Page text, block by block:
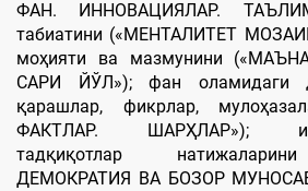
ФАН. ИННОВАЦИЯЛАР.
табиатини («МЕНТАЛИТЕТ
моҳияти ва мазмунини
САРИ ЙЎЛ»); фан оламидаги
қарашлар, фикрлар,
ФАКТЛАР. ШАРҲЛАР»);
тадқиқотлар
ДЕМОКРАТИЯ ВА БОЗОР